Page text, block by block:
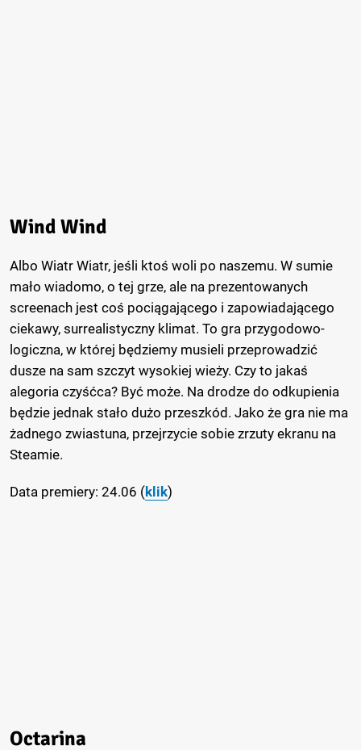
Wind Wind
Albo Wiatr Wiatr, jeśli ktoś woli po naszemu. W sumie
mało wiadomo, o tej grze, ale na prezentowanych
screenach jest coś pociągającego i zapowiadającego
ciekawy, surrealistyczny klimat. To gra przygodowo-
logiczna, w której będziemy musieli przeprowadzić
dusze na sam szczyt wysokiej wieży. Czy to jakaś
alegoria czyśćca? Być może. Na drodze do odkupienia
będzie jednak stało dużo przeszkód. Jako że gra nie ma
żadnego zwiastuna, przejrzycie sobie zrzuty ekranu na
Steamie.
Data premiery: 24.06 (klik)
Octarina